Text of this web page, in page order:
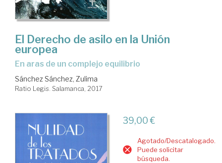
El Derecho de asilo en la Unión
europea
en aras de un complejo equilibrio
Sánchez Sánchez, Zulima
Ratio Legis. Salamanca, 2017
39,00 €
Agotado/Descatalogado.
Puede solicitar
búsqueda.